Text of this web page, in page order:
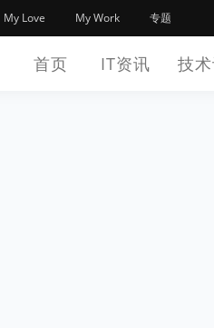
My Love My Work 专题
首页 IT资讯 技